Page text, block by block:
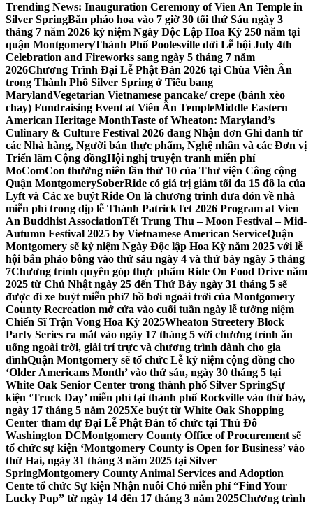
Trending News: Inauguration Ceremony of Vien An Temple in
Silver SpringBắn pháo hoa vào 7 giờ 30 tối thứ Sáu ngày 3
tháng 7 năm 2026 kỷ niệm Ngày Độc Lập Hoa Kỳ 250 năm tại
quận MontgomeryThành Phố Poolesville dời Lễ hội July 4th
Celebration and Fireworks sang ngày 5 tháng 7 năm
2026Chương Trình Đại Lễ Phật Đản 2026 tại Chùa Viên Ân
trong Thành Phố Silver Spring ở Tiểu bang
MarylandVegetarian Vietnamese pancake/ crepe (bánh xèo
chay) Fundraising Event at Viên Ân TempleMiddle Eastern
American Heritage MonthTaste of Wheaton: Maryland’s
Culinary & Culture Festival 2026 đang Nhận đơn Ghi danh từ
các Nhà hàng, Người bán thực phẩm, Nghệ nhân và các Đơn vị
Triển lãm Cộng đồngHội nghị truyện tranh miễn phí
MoComCon thường niên lần thứ 10 của Thư viện Công cộng
Quận MontgomerySoberRide có giá trị giảm tối đa 15 đô la của
Lyft và Các xe buýt Ride On là chương trình đưa đón về nhà
miễn phí trong dịp lễ Thánh PatrickTet 2026 Program at Vien
An Buddhist AssociationTết Trung Thu – Moon Festival – Mid-
Autumn Festival 2025 by Vietnamese American ServiceQuận
Montgomery sẽ kỷ niệm Ngày Độc lập Hoa Kỳ năm 2025 với lễ
hội bắn pháo bông vào thứ sáu ngày 4 và thứ bảy ngày 5 tháng
7Chương trình quyên góp thực phẩm Ride On Food Drive năm
2025 từ Chủ Nhật ngày 25 đến Thứ Bảy ngày 31 tháng 5 sẽ
được đi xe buýt miễn phí7 hồ bơi ngoài trời của Montgomery
County Recreation mở cửa vào cuối tuần ngày lễ tưởng niệm
Chiến Sĩ Trận Vong Hoa Kỳ 2025Wheaton Streetery Block
Party Series ra mắt vào ngày 17 tháng 5 với chương trình ăn
uống ngoài trời, giải trí trực và chương trình dành cho gia
đìnhQuận Montgomery sẽ tổ chức Lễ kỷ niệm cộng đồng cho
‘Older Americans Month’ vào thứ sáu, ngày 30 tháng 5 tại
White Oak Senior Center trong thành phố Silver SpringSự
kiện ‘Truck Day’ miễn phí tại thành phố Rockville vào thứ bảy,
ngày 17 tháng 5 năm 2025Xe buýt từ White Oak Shopping
Center tham dự Đại Lễ Phật Đản tổ chức tại Thủ Đô
Washington DCMontgomery County Office of Procurement sẽ
tổ chức sự kiện ‘Montgomery County is Open for Business’ vào
thứ Hai, ngày 31 tháng 3 năm 2025 tại Silver
SpringMontgomery County Animal Services and Adoption
Cente tổ chức Sự kiện Nhận nuôi Chó miễn phí “Find Your
Lucky Pup” từ ngày 14 đến 17 tháng 3 năm 2025Chương trình